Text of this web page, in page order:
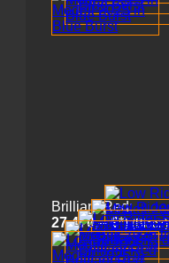
Brilliant Red:
27.470,-- €*)(Black)